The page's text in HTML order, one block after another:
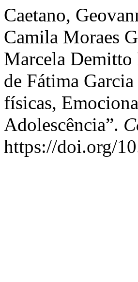
Caetano,
Camila Moraes
Marcela
de Fátima
físicas,
Adolescência”.
https://doi.org/